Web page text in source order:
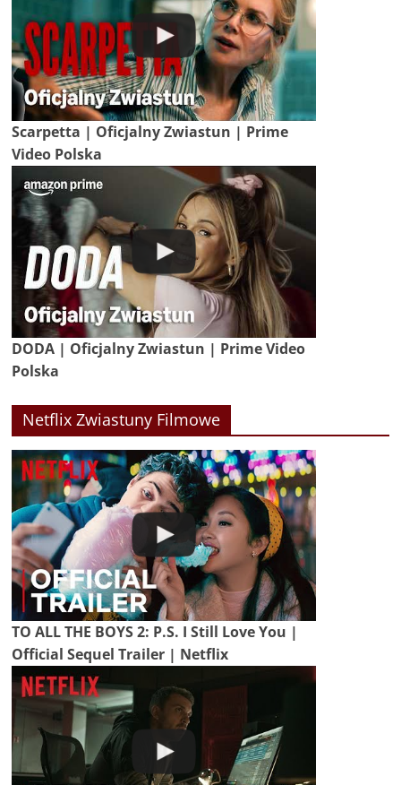
Scarpetta | Oficjalny Zwiastun | Prime
Video Polska
DODA | Oficjalny Zwiastun | Prime Video
Polska
Netflix Zwiastuny Filmowe
TO ALL THE BOYS 2: P.S. I Still Love You |
Official Sequel Trailer | Netflix